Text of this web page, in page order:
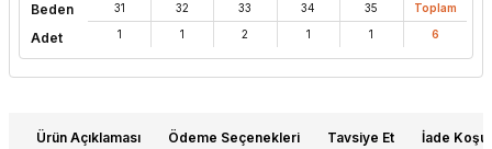
Beden
Adet
31
1
32
1
33
2
34
1
35
1
Toplam
6
Ürün Açıklaması Ödeme Seçenekleri Tavsiye Et İade